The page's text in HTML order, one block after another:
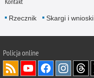
Rzecznik Skargi i wnioski
Policjaonline